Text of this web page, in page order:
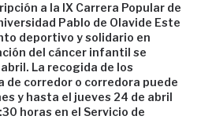
a la IX Carrera Popular de
Pablo de Olavide Este
deportivo y solidario en
del cáncer infantil se
La recogida de los
de corredor o corredora puede
y hasta el jueves 24 de abril
horas en el Servicio de